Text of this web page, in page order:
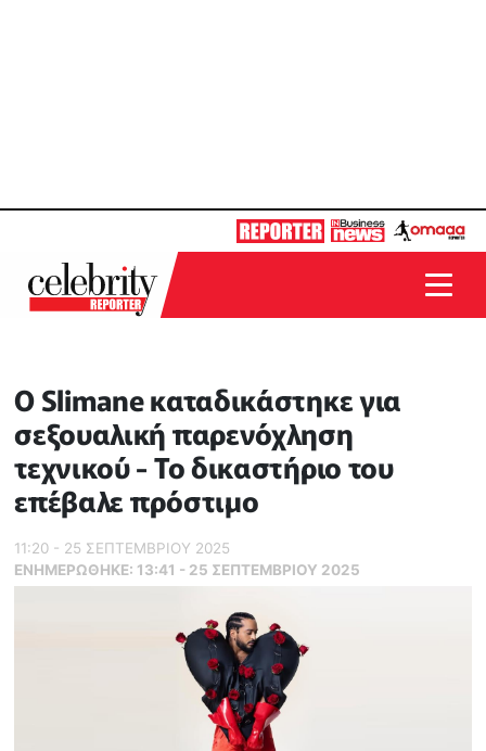
O Slimane καταδικάστηκε για
σεξουαλική παρενόχληση
τεχνικού - Το δικαστήριο του
επέβαλε πρόστιμο
11:20 - 25 ΣΕΠΤΕΜΒΡΙΟΥ 2025
ΕΝΗΜΕΡΏΘΗΚΕ: 13:41 - 25 ΣΕΠΤΕΜΒΡΙΟΥ 2025